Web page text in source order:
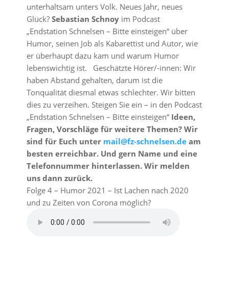
unterhaltsam unters Volk. Neues Jahr, neues
Glück?Sebastian Schnoy im Podcast
„Endstation Schnelsen – Bitte einsteigen“ über
Humor, seinen Job als Kabarettist und Autor, wie
er überhaupt dazu kam und warum Humor
lebenswichtig ist. Geschätzte Hörer/-innen: Wir
haben Abstand gehalten, darum ist die
Tonqualität diesmal etwas schlechter. Wir bitten
dies zu verzeihen. Steigen Sie ein – in den Podcast
„Endstation Schnelsen – Bitte einsteigen“ Ideen,
Fragen, Vorschläge für weitere Themen? Wir
sind für Euch unter mail@fz-schnelsen.de am
besten erreichbar. Und gern Name und eine
Telefonnummer hinterlassen. Wir melden
uns dann zurück.
Folge 4 – Humor 2021 – Ist Lachen nach 2020
und zu Zeiten von Corona möglich?